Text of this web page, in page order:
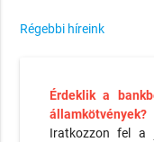
Régebbi híreink
Érdeklik a
államkötvények?
Iratkozzon fel a